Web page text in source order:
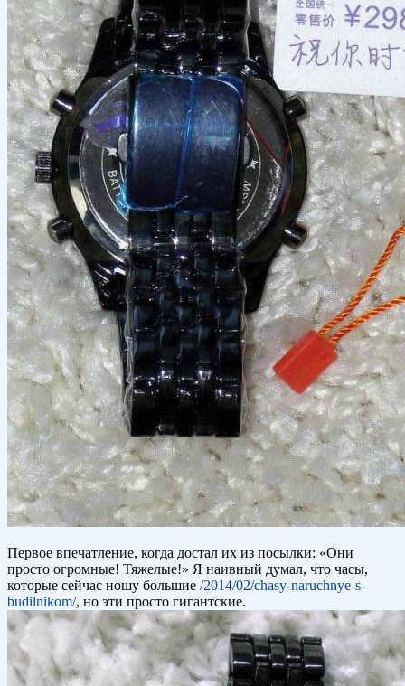
Первое впечатление, когда достал их из посылки: «Они
просто огромные! Тяжелые!» Я наивный думал, что часы,
которые сейчас ношу большие /2014/02/chasy-naruchnye-s-
budilnikom/, но эти просто гигантские.